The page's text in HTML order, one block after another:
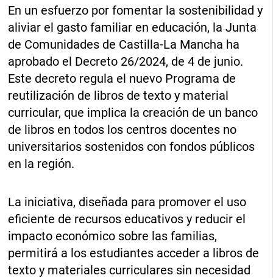
En un esfuerzo por fomentar la sostenibilidad y
aliviar el gasto familiar en educación, la Junta
de Comunidades de Castilla-La Mancha ha
aprobado el Decreto 26/2024, de 4 de junio.
Este decreto regula el nuevo Programa de
reutilización de libros de texto y material
curricular, que implica la creación de un banco
de libros en todos los centros docentes no
universitarios sostenidos con fondos públicos
en la región.
La iniciativa, diseñada para promover el uso
eficiente de recursos educativos y reducir el
impacto económico sobre las familias,
permitirá a los estudiantes acceder a libros de
texto y materiales curriculares sin necesidad